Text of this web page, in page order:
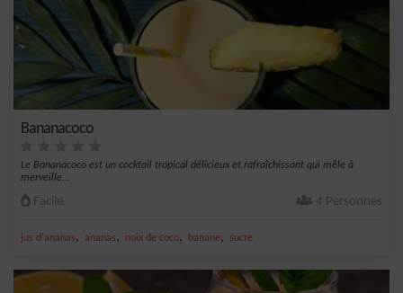
Bananacoco
Le Bananacoco est un cocktail tropical délicieux et rafraîchissant qui mêle à
merveille...
Facile 4 Personnes
jus d'ananas, ananas, noix de coco, banane, sucre